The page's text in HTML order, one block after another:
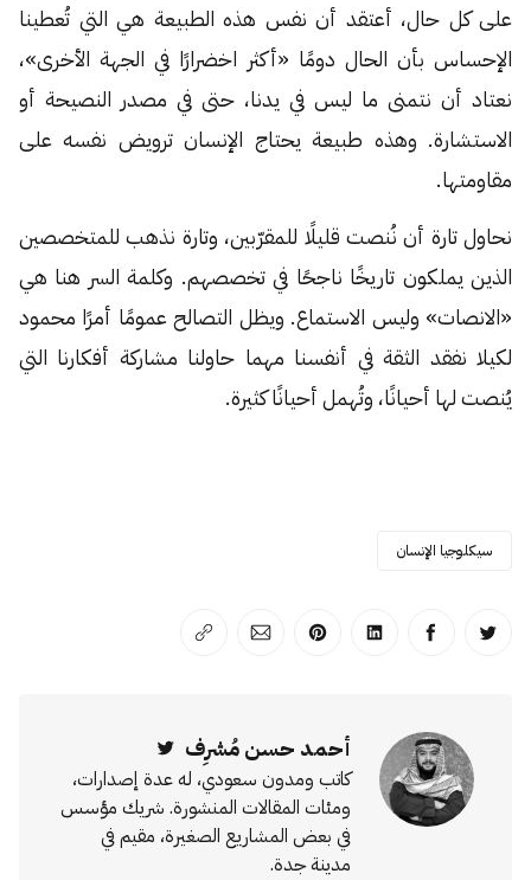
على كل حال، أعتقد أن نفس هذه الطبيعة هي التي تُعطينا
الإحساس بأن الحال دومًا «أكثر اخضرارًا في الجهة الأخرى»،
نعتاد أن نتمنى ما ليس في يدنا، حتى في مصدر النصيحة أو
الاستشارة. وهذه طبيعة يحتاج الإنسان ترويض نفسه على
مقاومتها.
نحاول تارة أن نُنصت قليلًا للمقرّبين، وتارة نذهب للمتخصصين
الذين يملكون تاريخًا ناجحًا في تخصصهم. وكلمة السر هنا هي
«الانصات» وليس الاستماع. ويظل التصالح عمومًا أمرًا محمود
لكيلا نفقد الثقة في أنفسنا مهما حاولنا مشاركة أفكارنا التي
يُنصت لها أحيانًا، وتُهمل أحيانًا كثيرة.
سيكلوجيا الإنسان
انشر على تويترانشر على الفيسبوك
انشر على لينكد إن
انشر على بينترست
انشر على الإيميل
انسخ الرابط
أحمد حسن مُشرِف
كاتب ومدون سعودي، له عدة إصدارات،
ومئات المقالات المنشورة. شريك مؤسس
في بعض المشاريع الصغيرة، مقيم في
مدينة جدة.